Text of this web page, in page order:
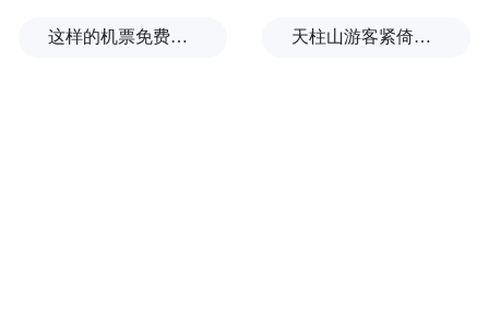
这样的机票免费退改，走错了方向 天柱山游客紧倚护栏扶手缓步下山，险被台风吹飞